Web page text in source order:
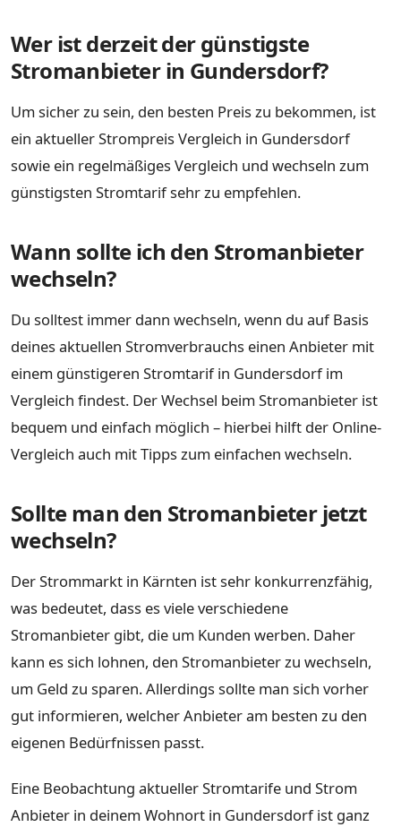
Wer ist derzeit der günstigste
Stromanbieter in Gundersdorf?
Um sicher zu sein, den besten Preis zu bekommen, ist
ein aktueller Strompreis Vergleich in Gundersdorf
sowie ein regelmäßiges Vergleich und wechseln zum
günstigsten Stromtarif sehr zu empfehlen.
Wann sollte ich den Stromanbieter
wechseln?
Du solltest immer dann wechseln, wenn du auf Basis
deines aktuellen Stromverbrauchs einen Anbieter mit
einem günstigeren Stromtarif in Gundersdorf im
Vergleich findest. Der Wechsel beim Stromanbieter ist
bequem und einfach möglich – hierbei hilft der Online-
Vergleich auch mit Tipps zum einfachen wechseln.
Sollte man den Stromanbieter jetzt
wechseln?
Der Strommarkt in Kärnten ist sehr konkurrenzfähig,
was bedeutet, dass es viele verschiedene
Stromanbieter gibt, die um Kunden werben. Daher
kann es sich lohnen, den Stromanbieter zu wechseln,
um Geld zu sparen. Allerdings sollte man sich vorher
gut informieren, welcher Anbieter am besten zu den
eigenen Bedürfnissen passt.
Eine Beobachtung aktueller Stromtarife und Strom
Anbieter in deinem Wohnort in Gundersdorf ist ganz